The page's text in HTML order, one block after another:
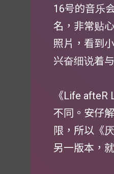
16号的音乐
名，非常贴
照片，看到
兴奋细说着
《Life
不同。安仔
限，所以《
另一版本，